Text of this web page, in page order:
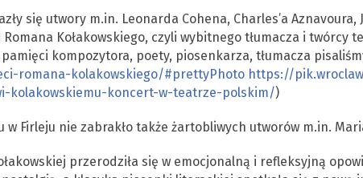
się utwory m.in. Leonarda Cohena, Charles’a Aznavoura,
Kołakowskiego, czyli wybitnego tłumacza i twórcy
kompozytora, poety, piosenkarza, tłumacza
romana-kolakowskiego/#prettyPhoto https://
kolakowskiemu-koncert-w-teatrze-polskim/)
w Firleju nie zabrakło także żartobliwych utworów m.in.
przerodziła się w emocjonalną i refleksyjną